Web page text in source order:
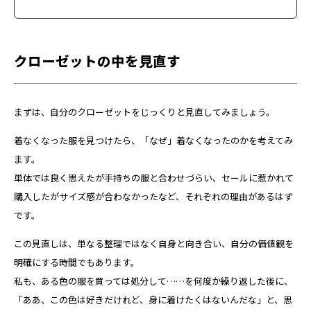
クローゼットの中を見直す
まずは、自分のクローゼットをじっくりと見直してみましょう。
着なくなった服を見つけたら、「なぜ」着なくなったのかを考えてみ
ます。
単体では良く思えたが手持ちの服と合わせづらい、セールに惹かれて
購入したがサイズ感が合わなかったなど、それぞれの理由があるはず
です。
この見直しは、単なる整理ではなく自身と向き合い、自分の価値観を
明確にする時間でもあります。
私も、ある色の服を買っては処分して……を何度か繰り返した後に、
「ああ、この色は好きだけれど、身に着けたくはないんだな」と、思